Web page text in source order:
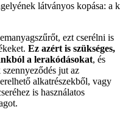
látványos kopása: a
ezt cserélni is
Ez azért is szükséges,
a lerakódásokat, és
jut az
alkatrészekből, vagy
is használatos